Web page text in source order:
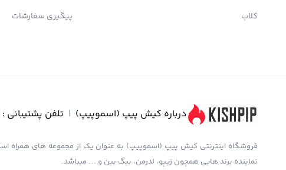
کلاب
پیگیری سفارشات
درباره کیش پیپ (اسموپیپ) | تلفن پشتیبانی :
نماینده برند هایی همچون زیپو، لدرمن، بیگ بین و … میباشد.